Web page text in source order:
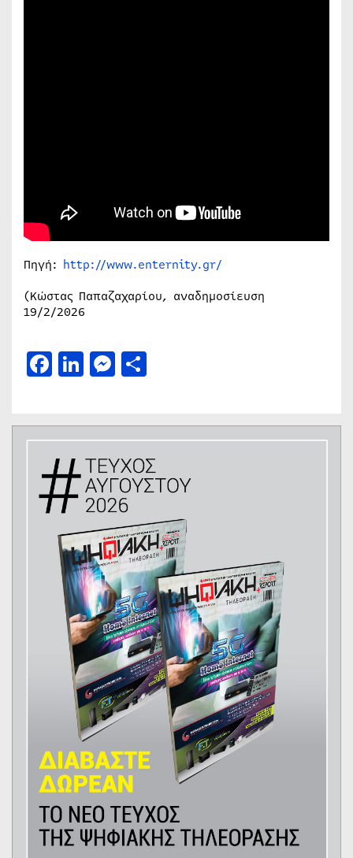
Πηγή: http://www.enternity.gr/
(Κώστας Παπαζαχαρίου, αναδημοσίευση
19/2/2026
Facebook
LinkedIn
Messenger